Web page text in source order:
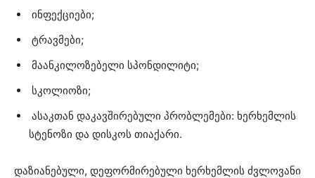
ინფექციები;
ტრავმები;
მაანკილოზებელი სპონდილიტი;
სკოლიოზი;
ასაკთან დაკავშირებული პრობლემები: ხერხემლის
სტენოზი და დისკოს თიაქარი.
დაზიანებული, დეფორმირებული ხერხემლის ძვლოვანი